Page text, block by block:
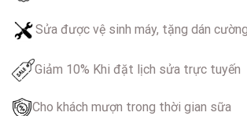
Sửa được vệ sinh máy, tặng dán
Giảm 10% Khi đặt lịch sửa trực tuyến
Cho khách mượn trong thời gian sữa